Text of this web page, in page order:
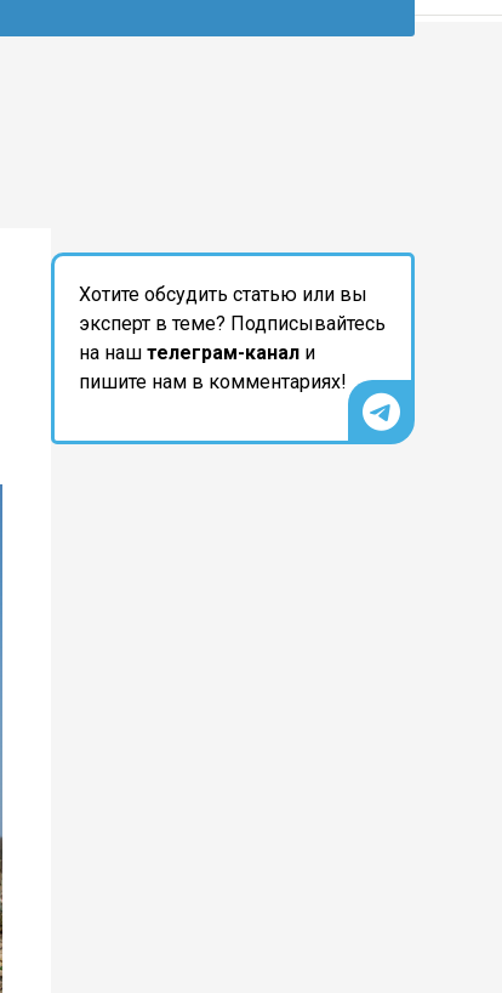
Хотите обсудить статью или вы
эксперт в теме? Подписывайтесь
на наш телеграм-канал и
пишите нам в комментариях!